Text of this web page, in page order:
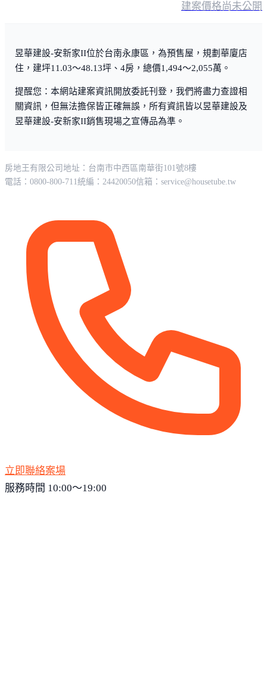
建案價格尚未公開
昱華建設-安新家II位於台南永康區，為預售屋，規劃華廈店
住，建坪11.03～48.13坪、4房，總價1,494～2,055萬。
提醒您：本網站建案資訊開放委託刊登，我們將盡力查證相
關資訊，但無法擔保皆正確無誤，所有資訊皆以昱華建設及
昱華建設-安新家II銷售現場之宣傳品為準。
房地王有限公司 地址：台南市中西區南華街101號8樓
電話：0800-800-711統編：24420050信箱： service@housetube.tw
立即聯絡案場
服務時間 10:00～19:00